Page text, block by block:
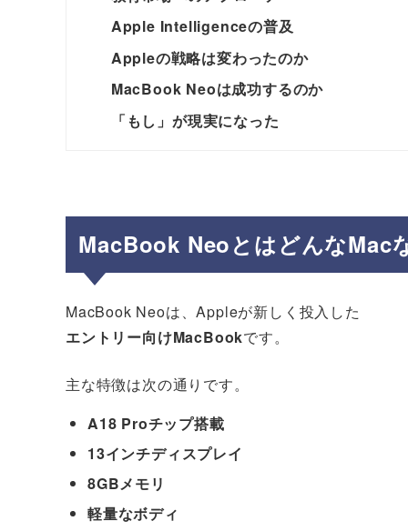
Apple Intelligenceの普及
Appleの戦略は変わったのか
MacBook Neoは成功するのか
「もし」が現実になった
MacBook NeoとはどんなMac
MacBook Neoは、Appleが新しく投入した
エントリー向けMacBookです。
主な特徴は次の通りです。
A18 Proチップ搭載
13インチディスプレイ
8GBメモリ
軽量なボディ